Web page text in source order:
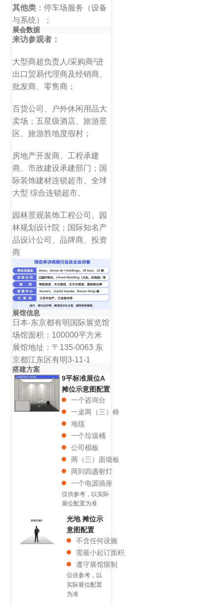
其他类 ：停车场服务（设备
与系统）；
展会数据
来访参观者：
大型商超负责人/采购商²进
出口贸易代理商及经销商、
批发商、零售商；
百货公司、户外休闲用品大
卖场；五星级酒店、旅游景
区、旅游胜地度假村；
房地产开发商、工程承建
商、市政建设承建部门；国
际装饰建材连锁超市、全球
大型 综合连锁超市、
园林景观装饰工程公司、园
林规划设计院；国际知名产
品设计公司、品牌商、投资
商
展馆信息
日本-东京都有明国际展览馆
场馆面积：100000平方米
展馆地址：〒135-0063 东
京都江东区有明3-11-1
搭建方案
9平标准展位A
摊位示意图配置
一个咨询台
一桌两（三）椅
地毯
一个垃圾桶
公司楣板
两（三）面墙板
两到四盏射灯
一个电源插座
仅供参考，以实际
展位配置为准
光地 摊位示
意图配置
不含任何设施
需最小起订面积
遵守展馆限制
仅供参考，以
实际展位配置
为准